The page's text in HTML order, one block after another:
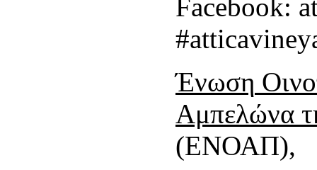
Facebook:
Ένωση
Αμπελώνα
(ΕΝΟΑΠ),